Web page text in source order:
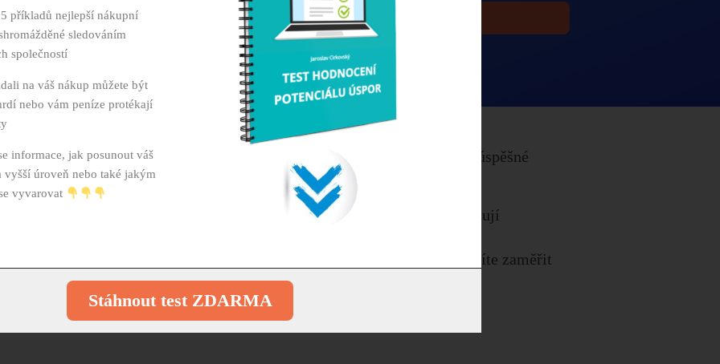
Chci se podívat
Co odlišuje skutečně dobré a trvale úspěšné
oddělení
Jaké postupy jejich manažeři uplatňují
Na jaké čtyři klíčové oblasti se musíte zaměřit
příkladů nejlepší nákupní
sledováním
společností
na váš nákup můžete být
nebo vám peníze protékají
informace, jak posunout váš
vyšší úroveň nebo také jakým
vyvarovat
Stáhnout test ZDARMA